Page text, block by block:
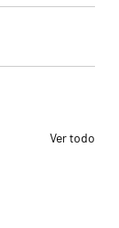
Ver todo